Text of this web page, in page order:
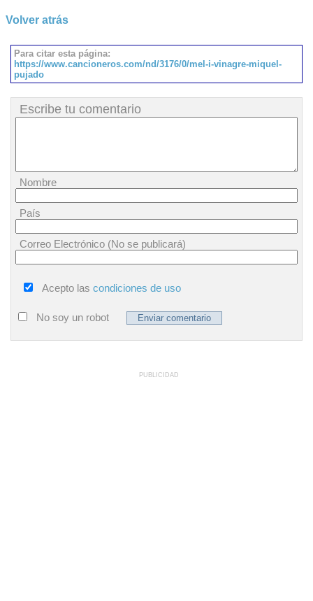
Volver atrás
Para citar esta página:
https://www.cancioneros.com/nd/3176/0/mel-i-vinagre-miquel-
pujado
Escribe tu comentario
Nombre
País
Correo Electrónico (No se publicará)
Acepto las condiciones de uso
No soy un robot
PUBLICIDAD